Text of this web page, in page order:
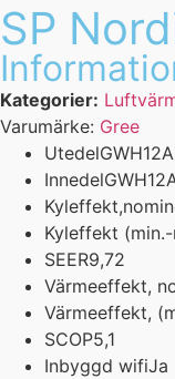
SP
Kategorier:
Varumärke: Gree
Utedel
Innedel
Kyleffekt
SEER9,72
Värmeeffekt,
Värmeeffekt,
SCOP5,1
Inbyggd wifiJa